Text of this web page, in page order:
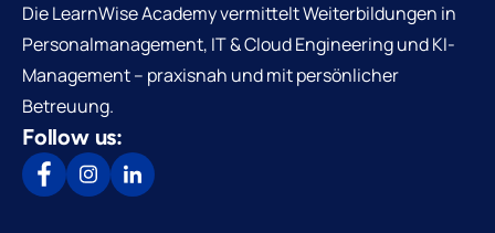
Die LearnWise Academy vermittelt Weiterbildungen in
Personalmanagement, IT & Cloud Engineering und KI-
Management – praxisnah und mit persönlicher
Betreuung.
Follow us: